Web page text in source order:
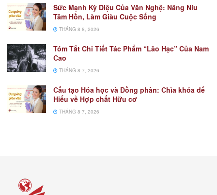
Sức Mạnh Kỳ Diệu Của Văn Nghệ: Nâng Niu
Tâm Hồn, Làm Giàu Cuộc Sống
THÁNG 8 8, 2026
Tóm Tắt Chi Tiết Tác Phẩm “Lão Hạc” Của Nam
Cao
THÁNG 8 7, 2026
Cấu tạo Hóa học và Đồng phân: Chìa khóa để
Hiểu về Hợp chất Hữu cơ
THÁNG 8 7, 2026